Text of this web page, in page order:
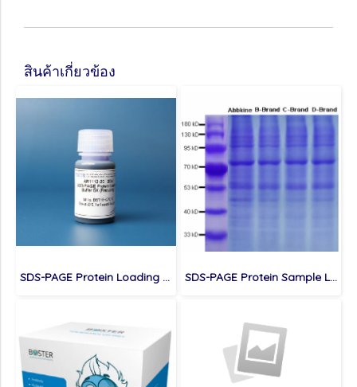
สินค้าเกี่ยวข้อง
SDS-PAGE Protein Loading Buffer 5X (Reducing) SDS-PAGE Protein Sample Loading Buffer (5X)